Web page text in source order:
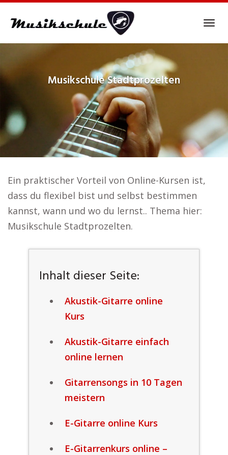
MusikschuleStadtprozelten
Ein praktischer Vorteil von Online-Kursen ist,
dass du flexibel bist und selbst bestimmen
kannst, wann und wo du lernst.. Thema hier:
Musikschule Stadtprozelten.
Inhalt dieser Seite:
Akustik-Gitarre online
Kurs
Akustik-Gitarre einfach
online lernen
Gitarrensongs in 10 Tagen
meistern
E-Gitarre online Kurs
E-Gitarrenkurs online –